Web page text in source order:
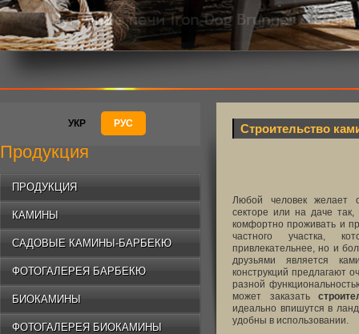
УКР РУС
Продукция
ПРОДУКЦИЯ
КАМИНЫ
САДОВЫЕ КАМИНЫ-БАРБЕКЮ
ФОТОГАЛЕРЕЯ БАРБЕКЮ
БИОКАМИНЫ
ФОТОГАЛЕРЕЯ БИОКАМИНЫ
Строительство
Любой человек желает
секторе или на даче
комфортно проживать и
частного участка,
привлекательнее, но и
друзьями является
конструкций предлагают
разной
может заказать
идеально впишутся в
удобны в использовании.